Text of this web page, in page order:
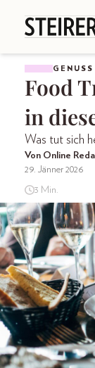
GENUSS
Food
in
Was tut sich
Von Online
29. Jänner 2026
3 Min.